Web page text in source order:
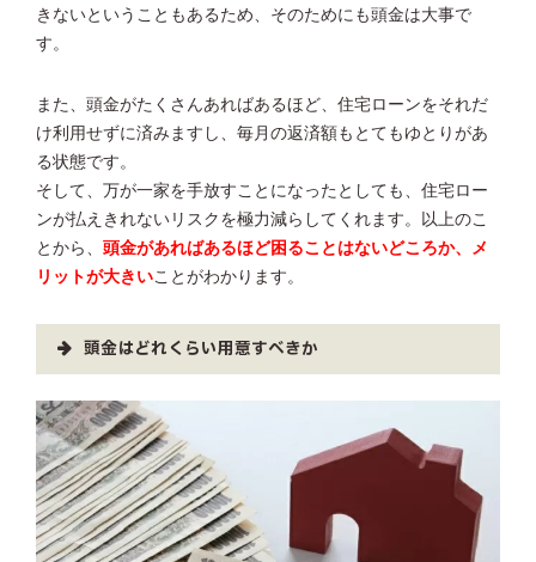
きないということもあるため、そのためにも頭金は大事で
す。
また、頭金がたくさんあればあるほど、住宅ローンをそれだ
け利用せずに済みますし、毎月の返済額もとてもゆとりがあ
る状態です。
そして、万が一家を手放すことになったとしても、住宅ロー
ンが払えきれないリスクを極力減らしてくれます。以上のこ
とから、 頭金があればあるほど困ることはないどころか、メ
リットが大きいことがわかります。
頭金はどれくらい用意すべきか